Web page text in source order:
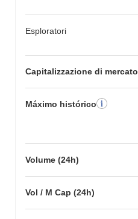
Esploratori
Capitalizzazione di mercato
Máximo histórico
Volume (24h)
Vol / M Cap (24h)